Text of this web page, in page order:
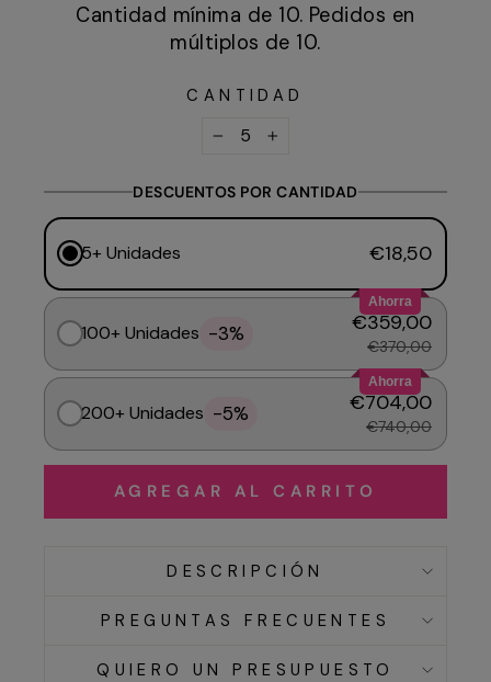
Cantidad mínima de 10. Pedidos en
múltiplos de 10.
CANTIDAD
DESCUENTOS POR CANTIDAD
5+ Unidades €18,50
Ahorra
100+ Unidades -3% €359,00
€370,00
Ahorra
200+ Unidades -5% €704,00
€740,00
AGREGAR AL CARRITO
DESCRIPCIÓN
PREGUNTAS FRECUENTES
QUIERO UN PRESUPUESTO